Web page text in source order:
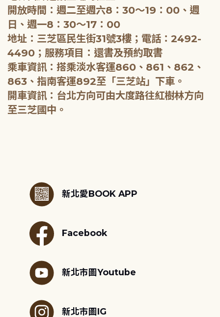
開放時間：週二至週六8：30～19：00、週
日、週一8：30～17：00
地址：三芝區民生街31號3樓；電話：2492-
4490；服務項目：還書及預約取書
乘車資訊：搭乘淡水客運860、861、862、
863、指南客運892至「三芝站」下車。
開車資訊：台北方向可由大度路往紅樹林方向
至三芝國中。
新北愛BOOK APP
Facebook
新北市圖Youtube
新北市圖IG